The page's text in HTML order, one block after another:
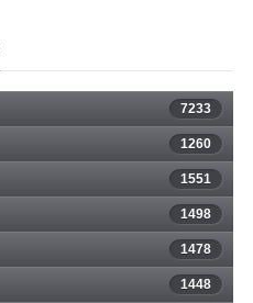
7233
1260
1551
1498
1478
1448